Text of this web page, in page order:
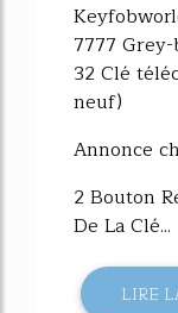
7777
32 Clé
neuf)
Annonce
2 Bouton
De La Clé...
LIRE